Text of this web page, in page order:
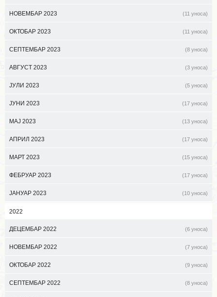
НОВЕМБАР 2023 (11 уноса)
ОКТОБАР 2023 (11 уноса)
СЕПТЕМБАР 2023 (8 уноса)
АВГУСТ 2023 (3 уноса)
ЈУЛИ 2023 (5 уноса)
ЈУНИ 2023 (17 уноса)
МАЈ 2023 (13 уноса)
АПРИЛ 2023 (17 уноса)
МАРТ 2023 (15 уноса)
ФЕБРУАР 2023 (17 уноса)
ЈАНУАР 2023 (10 уноса)
2022
ДЕЦЕМБАР 2022 (6 уноса)
НОВЕМБАР 2022 (7 уноса)
ОКТОБАР 2022 (9 уноса)
СЕПТЕМБАР 2022 (8 уноса)